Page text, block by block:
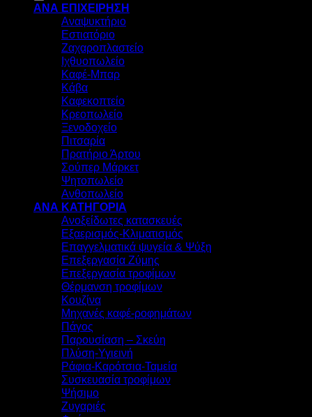
ΑΝΑ ΕΠΙΧΕΙΡΗΣΗ
Αναψυκτήριο
Εστιατόριο
Ζαχαροπλαστείο
Ιχθυοπωλείο
Καφέ-Μπαρ
Κάβα
Καφεκοπτείο
Κρεοπωλείο
Ξενοδοχείο
Πιτσαρία
Πρατήριο Άρτου
Σούπερ Μάρκετ
Ψητοπωλείο
Ανθοπωλείο
ΑΝΑ ΚΑΤΗΓΟΡΙΑ
Ανοξείδωτες κατασκευές
Εξαερισμός-Κλιματισμός
Επαγγελματικά ψυγεία & Ψύξη
Επεξεργασία Ζύμης
Επεξεργασία τροφίμων
Θέρμανση τροφίμων
Κουζίνα
Μηχανές καφέ-ροφημάτων
Πάγος
Παρουσίαση – Σκεύη
Πλύση-Υγιεινή
Ράφια-Καρότσια-Ταμεία
Συσκευασία τροφίμων
Ψήσιμο
Ζυγαριές